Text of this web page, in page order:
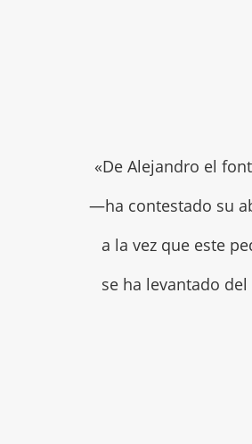
«De Alejandro el
—ha contestado su
a la vez que este
se ha levantado del